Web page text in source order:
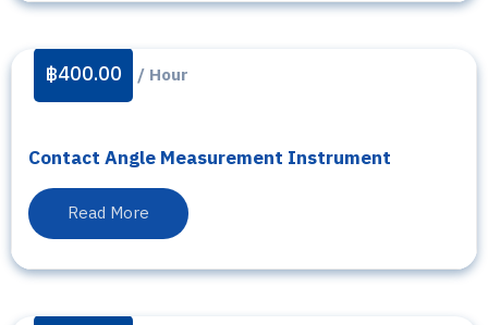
฿400.00 / Hour
Contact Angle Measurement Instrument
Read More